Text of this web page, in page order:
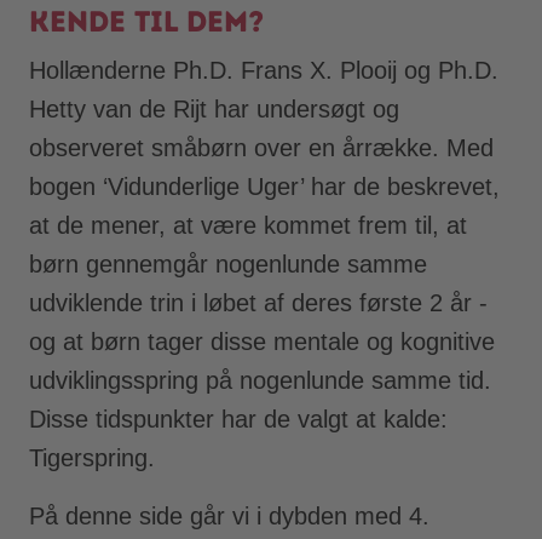
kende til dem?
Hollænderne Ph.D. Frans X. Plooij og Ph.D.
Hetty van de Rijt har undersøgt og
observeret småbørn over en årrække. Med
bogen ‘Vidunderlige Uger’ har de beskrevet,
at de mener, at være kommet frem til, at
børn gennemgår nogenlunde samme
udviklende trin i løbet af deres første 2 år -
og at børn tager disse mentale og kognitive
udviklingsspring på nogenlunde samme tid.
Disse tidspunkter har de valgt at kalde:
Tigerspring.
På denne side går vi i dybden med 4.